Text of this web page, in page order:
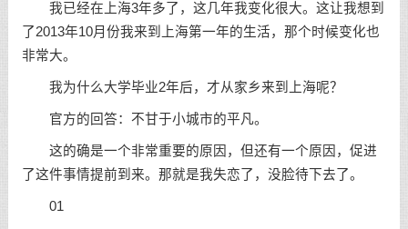
我已经在上海3年多了，这几年我变化很大。这让我想到
了2013年10月份我来到上海第一年的生活，那个时候变化也
非常大。
我为什么大学毕业2年后，才从家乡来到上海呢？
官方的回答：不甘于小城市的平凡。
这的确是一个非常重要的原因，但还有一个原因，促进
了这件事情提前到来。那就是我失恋了，没脸待下去了。
01